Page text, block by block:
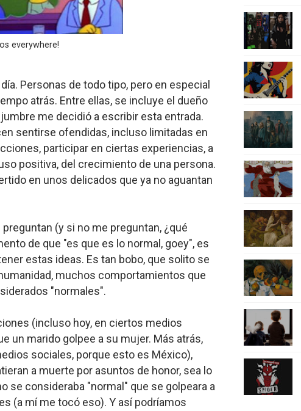
everywhere!
Personas de todo tipo, pero en especial
atrás. Entre ellas, se incluye el dueño
me decidió a escribir esta entrada.
sentirse ofendidas, incluso limitadas en
participar en ciertas experiencias, a
positiva, del crecimiento de una persona.
en unos delicados que ya no aguantan
(y si no me preguntan, ¿qué
de que "es que es lo normal, goey", es
estas ideas. Es tan bobo, que solito se
muchos comportamientos que
"normales".
(incluso hoy, en ciertos medios
un marido golpee a su mujer. Más atrás,
sociales, porque esto es México),
a muerte por asuntos de honor, sea lo
se consideraba "normal" que se golpeara a
(a mí me tocó eso). Y así podríamos